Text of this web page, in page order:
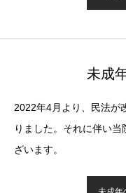
未成
2022年4月より、民法が
りました。それに伴い
ざいます。